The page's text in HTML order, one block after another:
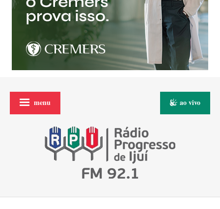
menu ao vivo